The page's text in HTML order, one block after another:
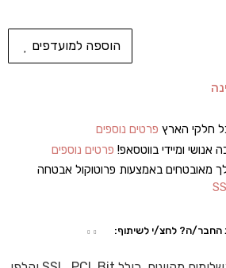
הוספה למועדפים
חלקי הארץ פרטים נוספים
אנושי ומיידי בווטסאפ! פרטים נוספים
מאובטחים באמצעות פרוטוקול אבטחה
ה? לחצ/י לשיתוף: